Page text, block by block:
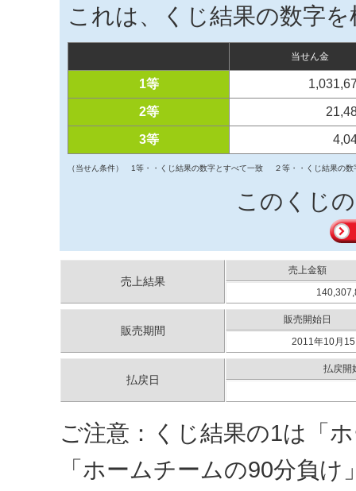
これは、くじ結果の数字
当せん金
1等
2等
3等
（当せん条件） 1等・・くじ結果の数字とすべて一致 ２等・・くじ結果の
このくじ
売上結果
売上金額
販売期間
販売開始日
2011年10月
払戻日
払戻開
ご注意：くじ結果の1は「
「ホームチームの90分負